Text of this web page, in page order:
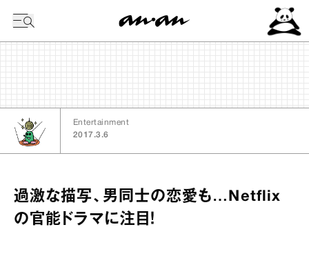
Entertainment
2017.3.6
過激な描写、男同士の恋愛も…Netflix
の官能ドラマに注目！